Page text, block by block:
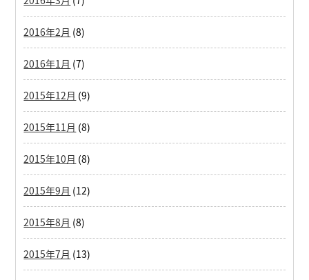
2016年2月 (8)
2016年1月 (7)
2015年12月 (9)
2015年11月 (8)
2015年10月 (8)
2015年9月 (12)
2015年8月 (8)
2015年7月 (13)